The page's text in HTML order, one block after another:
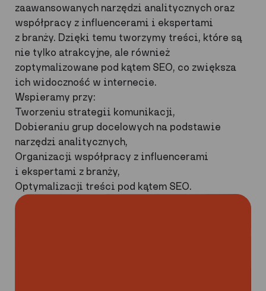
zaawansowanych narzędzi analitycznych oraz
współpracy z influencerami i ekspertami
z branży. Dzięki temu tworzymy treści, które są
nie tylko atrakcyjne, ale również
zoptymalizowane pod kątem SEO, co zwiększa
ich widoczność w internecie.
Wspieramy przy:
Tworzeniu strategii komunikacji,
Dobieraniu grup docelowych na podstawie
narzędzi analitycznych,
Organizacji współpracy z influencerami
i ekspertami z branży,
Optymalizacji treści pod kątem SEO.